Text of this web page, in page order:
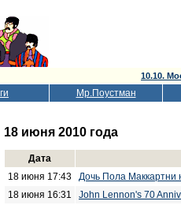
10.10.
Мр.Поустман
18 июня 2010 года
Дата
18 июня 17:43
Дочь Пола Маккартни
18 июня 16:31
John Lennon's 70